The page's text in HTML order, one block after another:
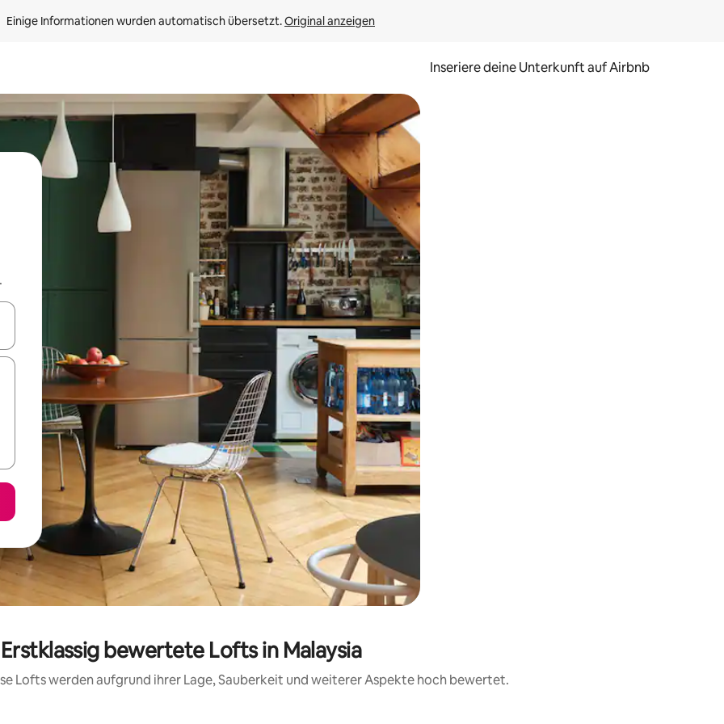
Einige Informationen wurden automatisch übersetzt. Original anzeigen
Inseriere deine Unterkunft auf Airbnb
nach oben und unten oder erkunde die Ergebnisse durch Berühren oder Wischgesten.
Erstklassig bewertete Lofts in Malaysia
Lofts werden aufgrund ihrer Lage, Sauberkeit und weiterer Aspekte hoch bewertet.